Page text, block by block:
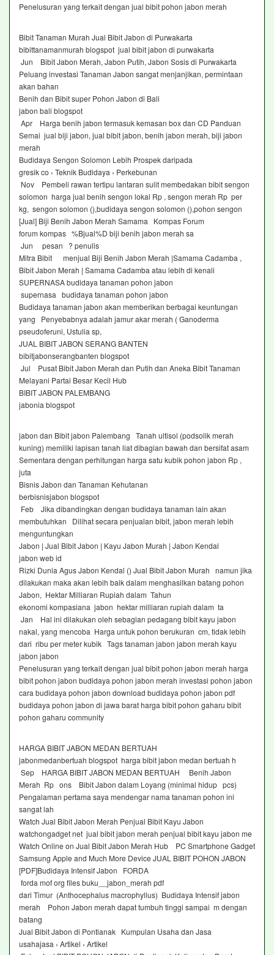
Penelusuran yang terkait dengan jual bibit pohon jabon merah
Bibit Tanaman Murah Jual Bibit Jabon di Purwakarta
bibittanamanmurah blogspot jual bibit jabon di purwakarta
Jun Bibit Jabon Merah, Jabon Putih, Jabon Sosis di Purwakarta
Peluang investasi Tanaman Jabon sangat menjanjikan, permintaan
akan bahan
Benih dan Bibit super Pohon Jabon di Bali
jabon bali blogspot
Apr Harga benih jabon termasuk kemasan box dan CD Panduan
Semai jual biji jabon, jual bibit jabon, benih jabon merah, biji jabon
merah
Budidaya Sengon Solomon Lebih Prospek daripada
gresik co › Teknik Budidaya › Perkebunan
Nov Pembeli rawan tertipu lantaran sulit membedakan bibit sengon
solomon harga jual benih sengon lokal Rp , sengon merah Rp per
kg, sengon solomon (),budidaya sengon solomon (),pohon sengon
[Jual] Biji Benih Jabon Merah Samama Kompas Forum
forum kompas %Bjual%D biji benih jabon merah sa
Jun pesan ? penulis
Mitra Bibit menjual Biji Benih Jabon Merah |Samama Cadamba ,
Bibit Jabon Merah | Samama Cadamba atau lebih di kenali
SUPERNASA budidaya tanaman pohon jabon
supernasa budidaya tanaman pohon jabon
Budidaya tanaman jabon akan memberikan berbagai keuntungan
yang Penyebabnya adalah jamur akar merah ( Ganoderma
pseudoferuni, Ustulia sp,
JUAL BIBIT JABON SERANG BANTEN
bibitjabonserangbanten blogspot
Jul Pusat Bibit Jabon Merah dan Putih dan Aneka Bibit Tanaman
Melayani Partai Besar Kecil Hub
BIBIT JABON PALEMBANG
jabonia blogspot
jabon dan Bibit jabon Palembang Tanah ultisol (podsolik merah
kuning) memiliki lapisan tanah liat dibagian bawah dan bersifat asam
Sementara dengan perhitungan harga satu kubik pohon jabon Rp ,
juta
Bisnis Jabon dan Tanaman Kehutanan
berbisnisjabon blogspot
Feb Jika dibandingkan dengan budidaya tanaman lain akan
membutuhkan Dilihat secara penjualan bibit, jabon merah lebih
menguntungkan
Jabon | Jual Bibit Jabon | Kayu Jabon Murah | Jabon Kendal
jabon web id
Rizki Dunia Agus Jabon Kendal () Jual Bibit Jabon Murah namun jika
dilakukan maka akan lebih baik dalam menghasilkan batang pohon
Jabon, Hektar Milliaran Rupiah dalam Tahun
ekonomi kompasiana jabon hektar milliaran rupiah dalam ta
Jan Hal ini dilakukan oleh sebagian pedagang bibit kayu jabon
nakal, yang mencoba Harga untuk pohon berukuran cm, tidak lebih
dari ribu per meter kubik Tags tanaman jabon jabon merah kayu
jabon jabon
Penelusuran yang terkait dengan jual bibit pohon jabon merah harga
bibit pohon jabon budidaya pohon jabon merah investasi pohon jabon
cara budidaya pohon jabon download budidaya pohon jabon pdf
budidaya pohon jabon di jawa barat harga bibit pohon gaharu bibit
pohon gaharu community
HARGA BIBIT JABON MEDAN BERTUAH
jabonmedanbertuah blogspot harga bibit jabon medan bertuah h
Sep HARGA BIBIT JABON MEDAN BERTUAH Benih Jabon
Merah Rp ons Bibit Jabon dalam Loyang (minimal hidup pcs)
Pengalaman pertama saya mendengar nama tanaman pohon ini
sangat lah
Watch Jual Bibit Jabon Merah Penjual Bibit Kayu Jabon
watchongadget net jual bibit jabon merah penjual bibit kayu jabon me
Watch Online on Jual Bibit Jabon Merah Hub PC Smartphone Gadget
Samsung Apple and Much More Device JUAL BIBIT POHON JABON
[PDF]Budidaya Intensif Jabon FORDA
forda mof org files buku__jabon_merah pdf
dari Timur (Anthocephalus macrophyllus) Budidaya Intensif jabon
merah Pohon Jabon merah dapat tumbuh tinggi sampai m dengan
batang
Jual Bibit Jabon di Pontianak Kumpulan Usaha dan Jasa
usahajasa › Artikel › Artikel